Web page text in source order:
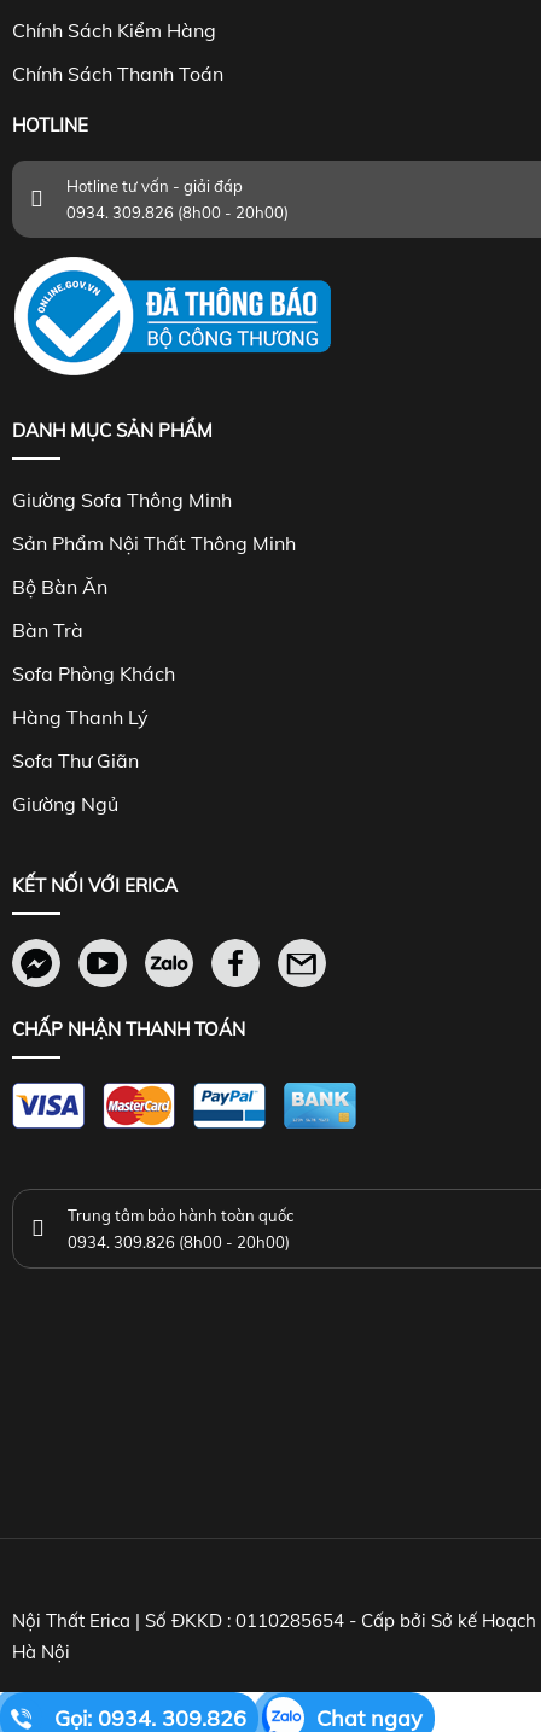
Chính Sách Kiểm Hàng
Chính Sách Thanh Toán
HOTLINE
Hotline tư vấn - giải đáp
0934. 309.826 (8h00 - 20h00)
DANH MỤC SẢN PHẨM
Giường Sofa Thông Minh
Sản Phẩm Nội Thất Thông Minh
Bộ Bàn Ăn
Bàn Trà
Sofa Phòng Khách
Hàng Thanh Lý
Sofa Thư Giãn
Giường Ngủ
KẾT NỐI VỚI ERICA
CHẤP NHẬN THANH TOÁN
Trung tâm bảo hành toàn quốc
0934. 309.826 (8h00 - 20h00)
Nội Thất Erica | Số ĐKKD : 0110285654 - Cấp bởi Sở kế
Hà Nội
Gọi: 0934. 309.826 Chat ngay